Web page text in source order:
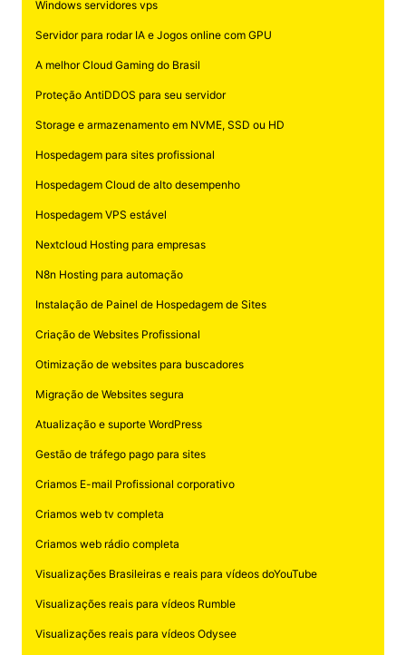
Windows servidores vps
Servidor para rodar IA e Jogos online com GPU
A melhor Cloud Gaming do Brasil
Proteção AntiDDOS para seu servidor
Storage e armazenamento em NVME, SSD ou HD
Hospedagem para sites profissional
Hospedagem Cloud de alto desempenho
Hospedagem VPS estável
Nextcloud Hosting para empresas
N8n Hosting para automação
Instalação de Painel de Hospedagem de Sites
Criação de Websites Profissional
Otimização de websites para buscadores
Migração de Websites segura
Atualização e suporte WordPress
Gestão de tráfego pago para sites
Criamos E-mail Profissional corporativo
Criamos web tv completa
Criamos web rádio completa
Visualizações Brasileiras e reais para vídeos doYouTube
Visualizações reais para vídeos Rumble
Visualizações reais para vídeos Odysee